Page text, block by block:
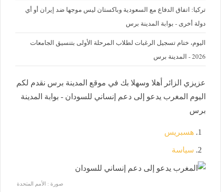
تركيا: اتفاق الدفاع مع السعودية وباكستان ليس موجها ضد إيران أو أي
دولة أخرى - بوابة المدينة برس
اليوم، ختام تسجيل الرغبات لطلاب المرحلة الأولى بتنسيق الجامعات
2026 - المدينة برس
عزيزي الزائر أهلا وسهلا بك في موقع المدينة برس نقدم لكم
اليوم المغرب يدعو إلى دعم إنساني للسودان - بوابة المدينة
برس
هسبريس
سياسة
صورة : الأمم المتحدة